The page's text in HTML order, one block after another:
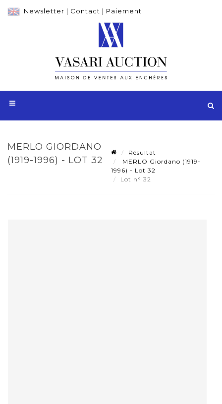
Newsletter | Contact | Paiement
MERLO GIORDANO
(1919-1996) - LOT 32
Résultat
MERLO Giordano (1919-
1996) - Lot 32
Lot n° 32